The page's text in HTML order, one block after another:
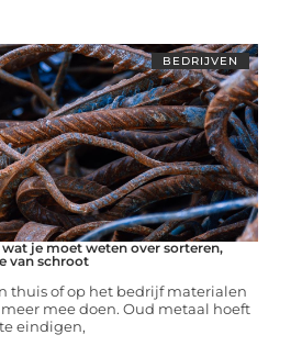
BEDRIJVEN
je moet weten over sorteren,
van schroot
thuis of op het bedrijf materialen
mee doen. Oud metaal hoeft
eindigen,